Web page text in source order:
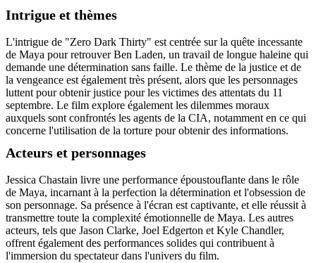
Intrigue et thèmes
L'intrigue de "Zero Dark Thirty" est centrée sur la quête incessante
de Maya pour retrouver Ben Laden, un travail de longue haleine qui
demande une détermination sans faille. Le thème de la justice et de
la vengeance est également très présent, alors que les personnages
luttent pour obtenir justice pour les victimes des attentats du 11
septembre. Le film explore également les dilemmes moraux
auxquels sont confrontés les agents de la CIA, notamment en ce qui
concerne l'utilisation de la torture pour obtenir des informations.
Acteurs et personnages
Jessica Chastain livre une performance époustouflante dans le rôle
de Maya, incarnant à la perfection la détermination et l'obsession de
son personnage. Sa présence à l'écran est captivante, et elle réussit à
transmettre toute la complexité émotionnelle de Maya. Les autres
acteurs, tels que Jason Clarke, Joel Edgerton et Kyle Chandler,
offrent également des performances solides qui contribuent à
l'immersion du spectateur dans l'univers du film.